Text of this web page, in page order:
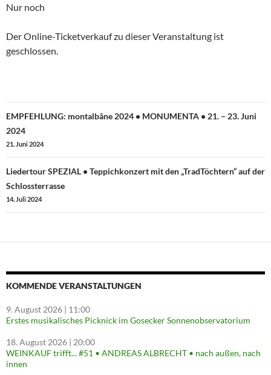
Nur noch
Der Online-Ticketverkauf zu dieser Veranstaltung ist
geschlossen.
Beitragsnavigation
EMPFEHLUNG: montalbâne 2024 • MONUMENTA • 21. – 23. Juni
2024
21. Juni 2024
Liedertour SPEZIAL • Teppichkonzert mit den „TradTöchtern“ auf der
Schlossterrasse
14. Juli 2024
KOMMENDE VERANSTALTUNGEN
9. August 2026 | 11:00
Erstes musikalisches Picknick im Gosecker Sonnenobservatorium
18. August 2026 | 20:00
WEINKAUF trifft... #51 • ANDREAS ALBRECHT • nach außen, nach
innen